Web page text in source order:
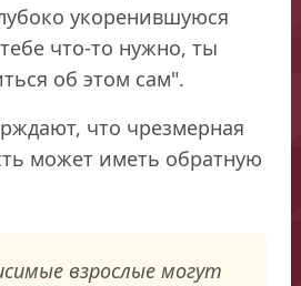
укоренившуюся
что-то нужно, ты
об этом сам".
что чрезмерная
может иметь обратную
взрослые могут